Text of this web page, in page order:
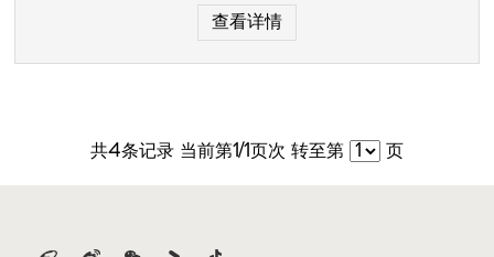
查看详情
共4条记录 当前第1/1页次 转至第 页